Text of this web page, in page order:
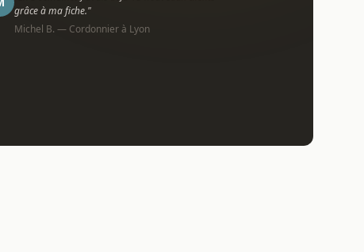
grâce à ma fiche."
Michel B. — Cordonnier à Lyon